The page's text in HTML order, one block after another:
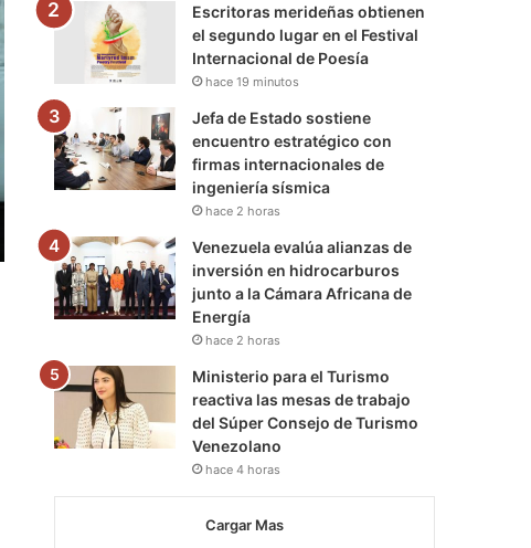
Escritoras merideñas obtienen
el segundo lugar en el Festival
Internacional de Poesía
hace 19 minutos
Jefa de Estado sostiene
encuentro estratégico con
firmas internacionales de
ingeniería sísmica
hace 2 horas
Venezuela evalúa alianzas de
inversión en hidrocarburos
junto a la Cámara Africana de
Energía
hace 2 horas
Ministerio para el Turismo
reactiva las mesas de trabajo
del Súper Consejo de Turismo
Venezolano
hace 4 horas
Cargar Mas